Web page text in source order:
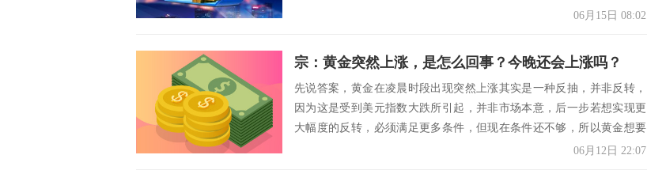
06月15日 08:02
宗：黄金突然上涨，是怎么回事？今晚还会上涨吗？
先说答案，黄金在凌晨时段出现突然上涨其实是一种反抽，并非反转，
因为这是受到美元指数大跌所引起，并非市场本意，后一步若想实现更
大幅度的反转，必须满足更多条件，但现在条件还不够，所以黄金想要
06月12日 22:07